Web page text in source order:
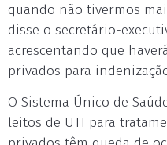
quando não tivermos
disse o secretário-
acrescentando que
privados para
O Sistema Único de
leitos de UTI para